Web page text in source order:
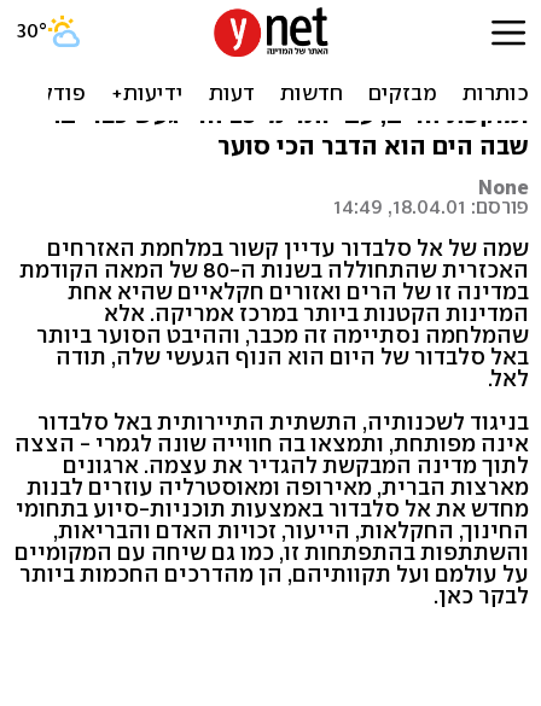
אל סלבדור
אחת המדינות הקטנות במרכז אמריקה, ירוקה
ומוקפת הרים, עם יותר מ-25 הרי געש כבויים.
שבה הים הוא הדבר הכי סוער
None
פורסם: 18.04.01, 14:49
שמה של אל סלבדור עדיין קשור במלחמת האזרחים
האכזרית שהתחוללה בשנות ה-80 של המאה הקודמת
במדינה זו של הרים ואזורים חקלאיים שהיא אחת
המדינות הקטנות ביותר במרכז אמריקה. אלא
שהמלחמה נסתיימה זה מכבר, וההיבט הסוער ביותר
באל סלבדור של היום הוא הנוף הגעשי שלה, תודה
לאל.
בניגוד לשכנותיה, התשתית התיירותית באל סלבדור
אינה מפותחת, ותמצאו בה חווייה שונה לגמרי - הצצה
לתוך מדינה המבקשת להגדיר את עצמה. ארגונים
מארצות הברית, מאירופה ומאוסטרליה עוזרים לבנות
מחדש את אל סלבדור באמצעות תוכניות-סיוע בתחומי
החינוך, החקלאות, הייעור, זכויות האדם והבריאות,
והשתתפות בהתפתחות זו, כמו גם שיחה עם המקומיים
על עולמם ועל תקוותיהם, הן מהדרכים החכמות ביותר
לבקר כאן.